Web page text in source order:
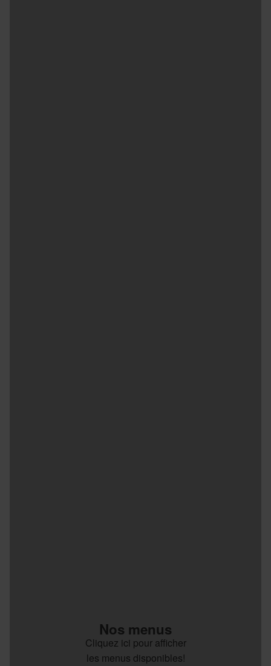
Nos menus
Cliquez ici pour afficher
les menus disponibles!